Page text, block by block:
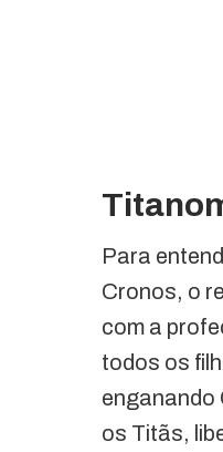
Para
Cronos, o
com a
todos os
enganando
os Titãs,